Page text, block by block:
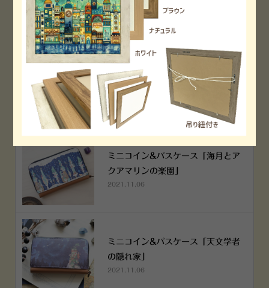
2022.12.05
空想街雑貨店《吉祥寺本店》４月２
５日OPEN!
2022.03.29
ミニコイン&パスケース「海月とア
クアマリンの楽園」
2021.11.06
ミニコイン&パスケース「天文学者
の隠れ家」
2021.11.06